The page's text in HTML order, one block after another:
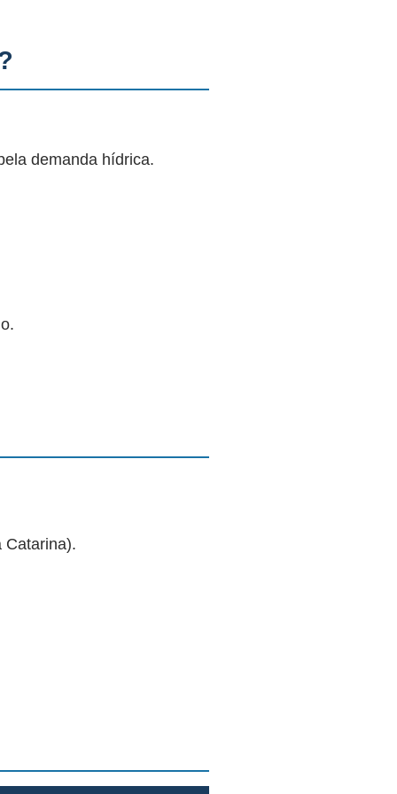
demanda hídrica.